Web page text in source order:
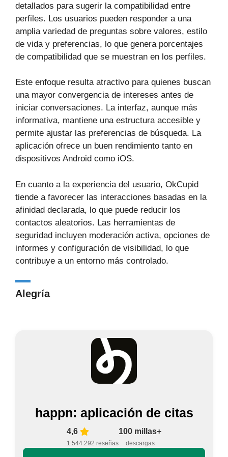
detallados para sugerir la compatibilidad entre
perfiles. Los usuarios pueden responder a una
amplia variedad de preguntas sobre valores, estilo
de vida y preferencias, lo que genera porcentajes
de compatibilidad que se muestran en los perfiles.
Este enfoque resulta atractivo para quienes buscan
una mayor convergencia de intereses antes de
iniciar conversaciones. La interfaz, aunque más
informativa, mantiene una estructura accesible y
permite ajustar las preferencias de búsqueda. La
aplicación ofrece un buen rendimiento tanto en
dispositivos Android como iOS.
En cuanto a la experiencia del usuario, OkCupid
tiende a favorecer las interacciones basadas en la
afinidad declarada, lo que puede reducir los
contactos aleatorios. Las herramientas de
seguridad incluyen moderación activa, opciones de
informes y configuración de visibilidad, lo que
contribuye a un entorno más controlado.
Alegría
happn: aplicación de citas
4,6
1.544.292 reseñas
100 millas+
descargas